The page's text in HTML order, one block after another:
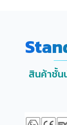
สินค้าชั้น